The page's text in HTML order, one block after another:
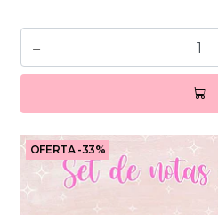
-
OFERTA -33%